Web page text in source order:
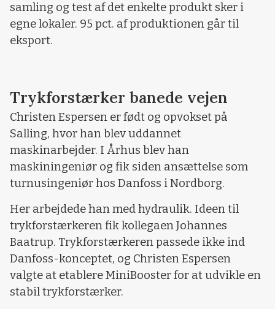
samling og test af det enkelte produkt sker i
egne lokaler. 95 pct. af produktionen går til
eksport.
Trykforstærker banede vejen
Christen Espersen er født og opvokset på
Salling, hvor han blev uddannet
maskinarbejder. I Århus blev han
maskiningeniør og fik siden ansættelse som
turnusingeniør hos Danfoss i Nordborg.
Her arbejdede han med hydraulik. Ideen til
trykforstærkeren fik kollegaen Johannes
Baatrup. Trykforstærkeren passede ikke ind
Danfoss-konceptet, og Christen Espersen
valgte at etablere MiniBooster for at udvikle en
stabil trykforstærker.